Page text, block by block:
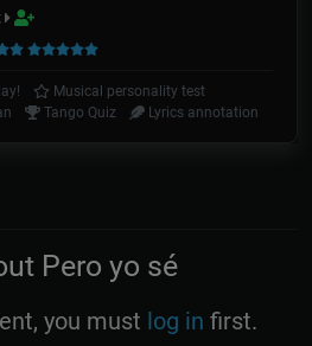
Musical personality test
Tango Quiz Lyrics annotation
Pero yo sé
you must log in first.